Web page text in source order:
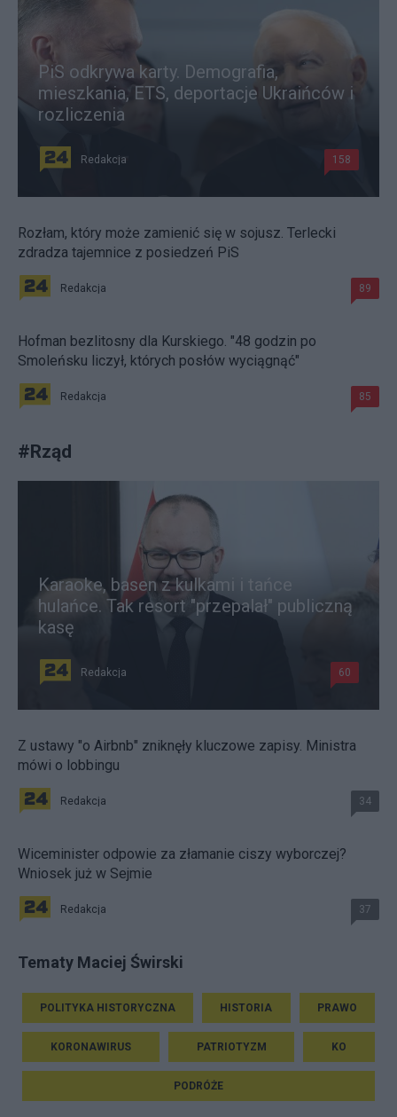
PiS odkrywa karty. Demografia,
mieszkania, ETS, deportacje Ukraińców i
rozliczenia
Redakcja 158
Rozłam, który może zamienić się w sojusz. Terlecki
zdradza tajemnice z posiedzeń PiS
Redakcja 89
Hofman bezlitosny dla Kurskiego. "48 godzin po
Smoleńsku liczył, których posłów wyciągnąć"
Redakcja 85
#Rząd
Karaoke, basen z kulkami i tańce
hulańce. Tak resort "przepalał" publiczną
kasę
Redakcja 60
Z ustawy "o Airbnb" zniknęły kluczowe zapisy. Ministra
mówi o lobbingu
Redakcja 34
Wiceminister odpowie za złamanie ciszy wyborczej?
Wniosek już w Sejmie
Redakcja 37
Tematy Maciej Świrski
POLITYKA HISTORYCZNA HISTORIA PRAWO
KORONAWIRUS PATRIOTYZM KO
PODRÓŻE